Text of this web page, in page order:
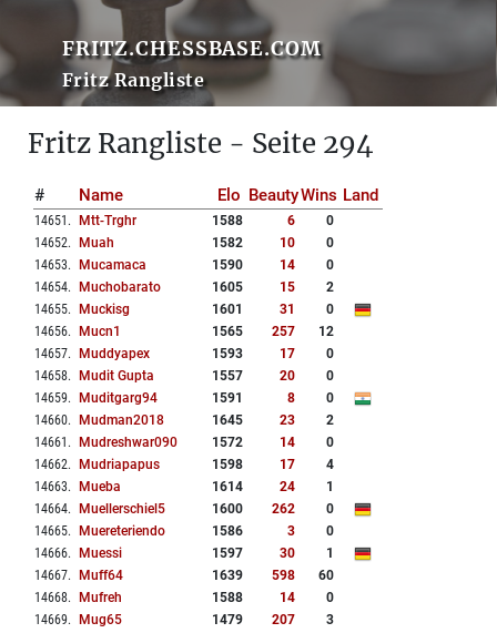
FRITZ.CHESSBASE.COM
Fritz Rangliste
Fritz Rangliste - Seite 294
# Name Elo BeautyWins Land
14651 . Mtt-Trghr 1588 6
0
14652. Muah 1582 10
0
14653. Mucamaca 1590 14
0
14654. Muchobarato 1605 15
2
14655. Muckisg 1601 31
0
14656. Mucn1 1565 257
12
14657. Muddyapex 1593 17
0
14658. Mudit Gupta 1557 20
0
14659. Muditgarg94 1591 8
0
14660. Mudman2018 1645 23
2
14661 . Mudreshwar090 1572 14
0
14662. Mudriapapus 1598 17
4
14663. Mueba 1614 24
1
14664. Muellerschiel5 1600 262
0
14665. Muereteriendo 1586 3
0
14666. Muessi 1597 30
1
14667. Muff64 1639 598
60
14668. Mufreh 1588 14
0
14669. Mug65 1479 207
3